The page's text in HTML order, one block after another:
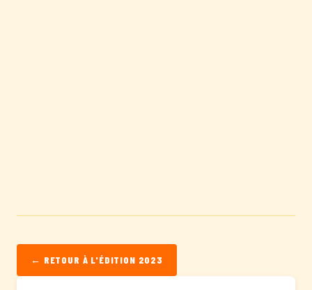
← RETOUR À L'ÉDITION 2023